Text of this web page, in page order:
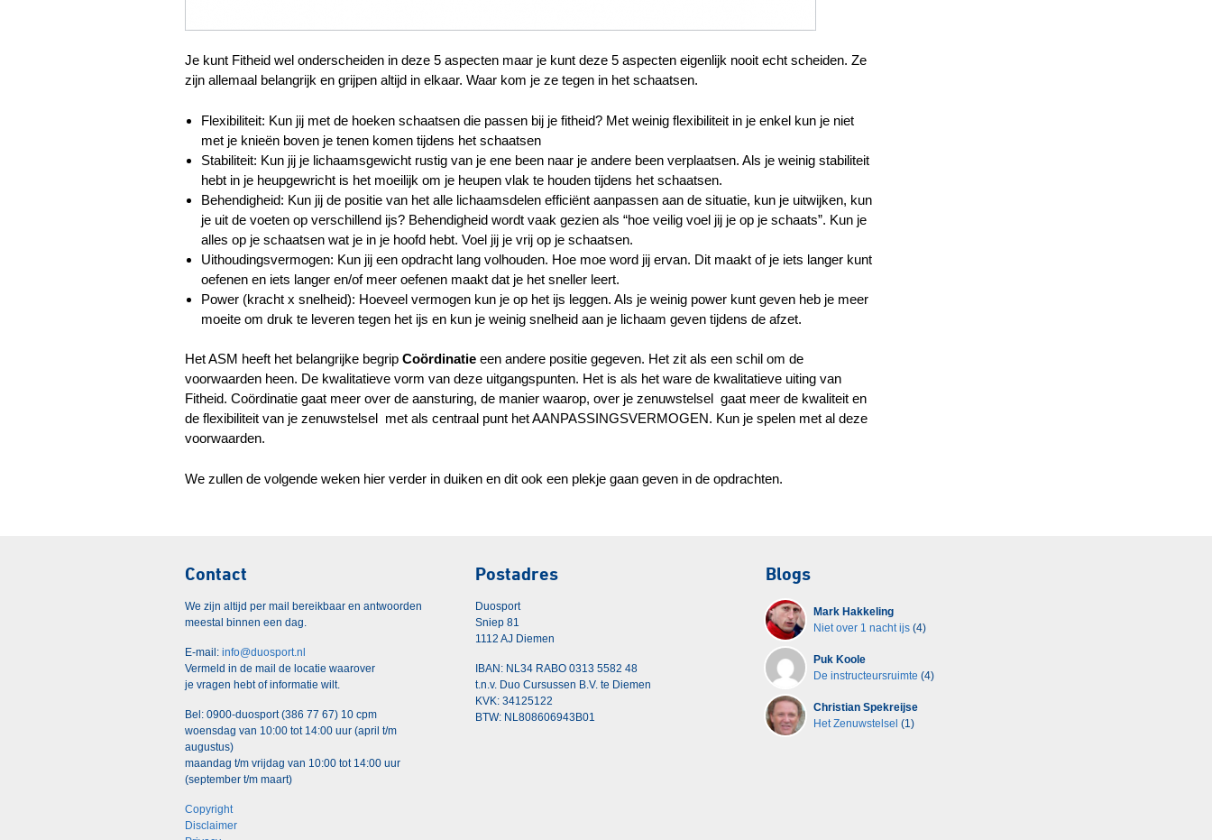
Je kunt Fitheid wel onderscheiden in deze 5 aspecten maar je kunt deze 5 aspecten eigenlijk nooit echt scheiden. Ze
zijn allemaal belangrijk en grijpen altijd in elkaar. Waar kom je ze tegen in het schaatsen.
Flexibiliteit: Kun jij met de hoeken schaatsen die passen bij je fitheid? Met weinig flexibiliteit in je enkel kun je niet
met je knieën boven je tenen komen tijdens het schaatsen
Stabiliteit: Kun jij je lichaamsgewicht rustig van je ene been naar je andere been verplaatsen. Als je weinig stabiliteit
hebt in je heupgewricht is het moeilijk om je heupen vlak te houden tijdens het schaatsen.
Behendigheid: Kun jij de positie van het alle lichaamsdelen efficiënt aanpassen aan de situatie, kun je uitwijken, kun
je uit de voeten op verschillend ijs? Behendigheid wordt vaak gezien als “hoe veilig voel jij je op je schaats”. Kun je
alles op je schaatsen wat je in je hoofd hebt. Voel jij je vrij op je schaatsen.
Uithoudingsvermogen: Kun jij een opdracht lang volhouden. Hoe moe word jij ervan. Dit maakt of je iets langer kunt
oefenen en iets langer en/of meer oefenen maakt dat je het sneller leert.
Power (kracht x snelheid): Hoeveel vermogen kun je op het ijs leggen. Als je weinig power kunt geven heb je meer
moeite om druk te leveren tegen het ijs en kun je weinig snelheid aan je lichaam geven tijdens de afzet.
Het ASM heeft het belangrijke begrip Coördinatie een andere positie gegeven. Het zit als een schil om de
voorwaarden heen. De kwalitatieve vorm van deze uitgangspunten. Het is als het ware de kwalitatieve uiting van
Fitheid. Coördinatie gaat meer over de aansturing, de manier waarop, over je zenuwstelsel gaat meer de kwaliteit en
de flexibiliteit van je zenuwstelsel met als centraal punt het AANPASSINGSVERMOGEN. Kun je spelen met al deze
voorwaarden.
We zullen de volgende weken hier verder in duiken en dit ook een plekje gaan geven in de opdrachten.
Contact
We zijn altijd per mail bereikbaar en antwoorden
meestal binnen een dag.
E-mail: info@duosport.nl
Vermeld in de mail de locatie waarover
je vragen hebt of informatie wilt.
Bel: 0900-duosport (386 77 67) 10 cpm
woensdag van 10:00 tot 14:00 uur (april t/m
augustus)
maandag t/m vrijdag van 10:00 tot 14:00 uur
(september t/m maart)
Copyright
Disclaimer
Postadres
Duosport
Sniep 81
1112 AJ Diemen
IBAN: NL34 RABO 0313 5582 48
t.n.v. Duo Cursussen B.V. te Diemen
KVK: 34125122
BTW: NL808606943B01
Blogs
Mark Hakkeling
Niet over 1 nacht ijs (4)
Puk Koole
De instructeursruimte (4)
Christian Spekreijse
Het Zenuwstelsel (1)